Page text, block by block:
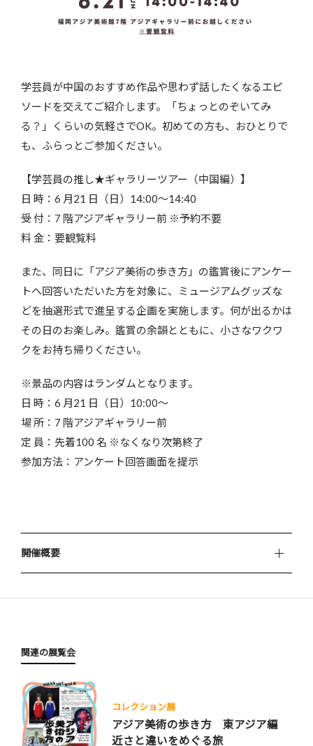
学芸員が中国のおすすめ作品や思わず話したくなるエピ
ソードを交えてご紹介します。「ちょっとのぞいてみ
る？」くらいの気軽さでOK。初めての方も、おひとりで
も、ふらっとご参加ください。
【学芸員の推し★ギャラリーツアー（中国編）】
日 時：6 月21 日（日）14:00～14:40
受 付：7 階アジアギャラリー前 ※予約不要
料 金：要観覧料
また、同日に「アジア美術の歩き方」の鑑賞後にアンケー
トへ回答いただいた方を対象に、ミュージアムグッズな
どを抽選形式で進呈する企画を実施します。何が出るかは
その日のお楽しみ。鑑賞の余韻とともに、小さなワクワ
クをお持ち帰りください。
※景品の内容はランダムとなります。
日 時：6 月21 日（日）10:00～
場 所：7 階アジアギャラリー前
定 員：先着100 名 ※なくなり次第終了
参加方法：アンケート回答画面を提示
開催概要
関連の展覧会
コレクション展
アジア美術の歩き方 東アジア編
近さと違いをめぐる旅